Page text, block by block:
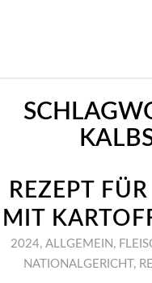
REZEPT
MIT
2024, ALLGEMEIN ,
NATIONALGERICHT ,